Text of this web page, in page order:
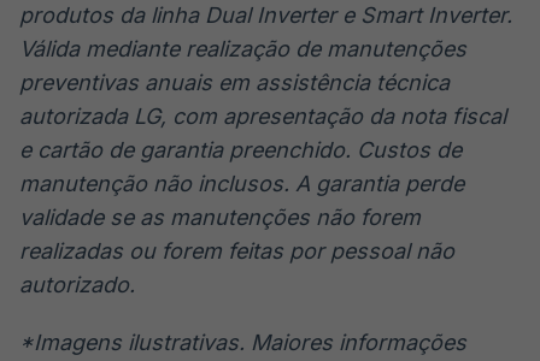
produtos da linha Dual Inverter e Smart Inverter.
Válida mediante realização de manutenções
preventivas anuais em assistência técnica
autorizada LG, com apresentação da nota fiscal
e cartão de garantia preenchido. Custos de
manutenção não inclusos. A garantia perde
validade se as manutenções não forem
realizadas ou forem feitas por pessoal não
autorizado.
*Imagens ilustrativas. Maiores informações